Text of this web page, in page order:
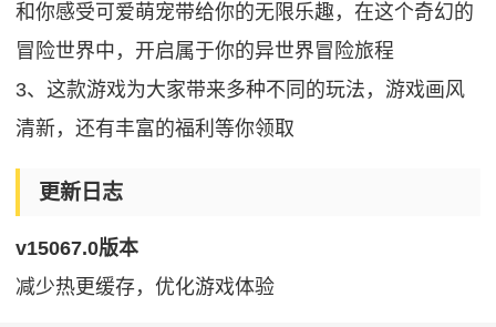
和你感受可爱萌宠带给你的无限乐趣，在这个奇幻的
冒险世界中，开启属于你的异世界冒险旅程
3、这款游戏为大家带来多种不同的玩法，游戏画风
清新，还有丰富的福利等你领取
更新日志
v15067.0版本
减少热更缓存，优化游戏体验